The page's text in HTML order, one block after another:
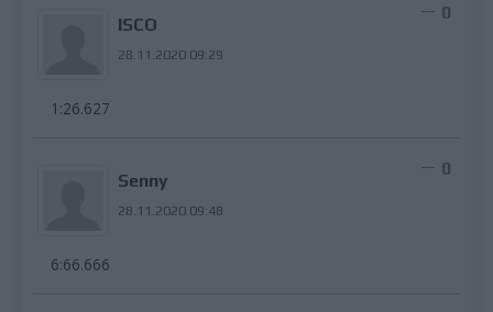
ISCO
28.11.2020 09:29
0
1:26.627
Senny
28.11.2020 09:48
0
6:66.666